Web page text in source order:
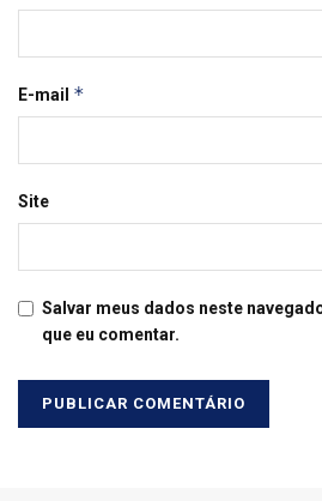
E-mail *
Site
Salvar meus dados neste
que eu comentar.